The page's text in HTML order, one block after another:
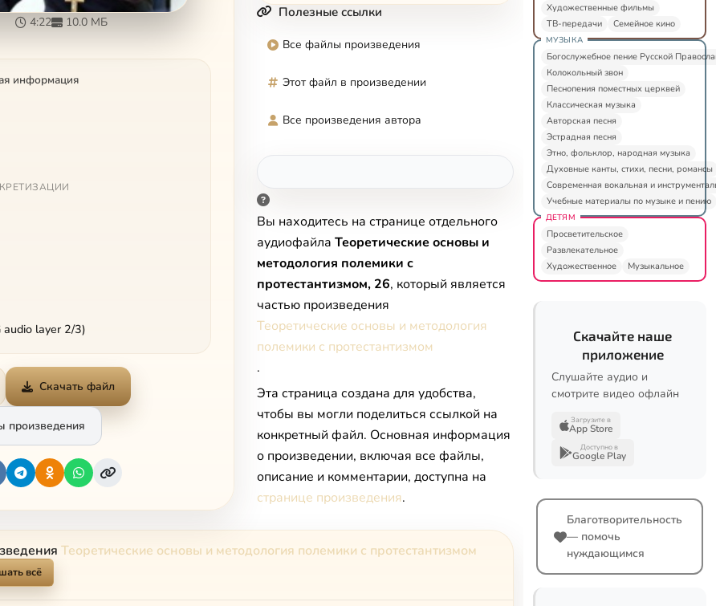
4:22 10.0 МБ
информация
audio layer 2/3)
Скачать файл
произведения
Полезные ссылки
Все файлы произведения
Этот файл в произведении
Все произведения автора
Вы находитесь на странице отдельного
аудиофайла Теоретические основы и
методология полемики с
протестантизмом, 26, который является
частью произведения
Теоретические основы и методология
полемики с протестантизмом
.
Эта страница создана для удобства,
чтобы вы могли поделиться ссылкой на
конкретный файл. Основная информация
о произведении, включая все файлы,
описание и комментарии, доступна на
странице произведения.
Теоретические основы и методология полемики с протестантизмом
всё
Художественные фильмы
ТВ-передачи
Семейное кино
МУЗЫКА
Богослужебное пение Русской
Колокольный звон
Песнопения поместных церквей
Классическая музыка
Авторская песня
Эстрадная песня
Этно, фольклор, народная музыка
Духовные канты, стихи, песни, романсы
Современная вокальная и
Учебные материалы по музыке и пению
ДЕТЯМ
Просветительское
Развлекательное
Художественное
Музыкальное
Скачайте наше
приложение
Слушайте аудио и
смотрите видео офлайн
Загрузите в
App Store
Доступно в
Google Play
Благотворительность
— помочь
нуждающимся